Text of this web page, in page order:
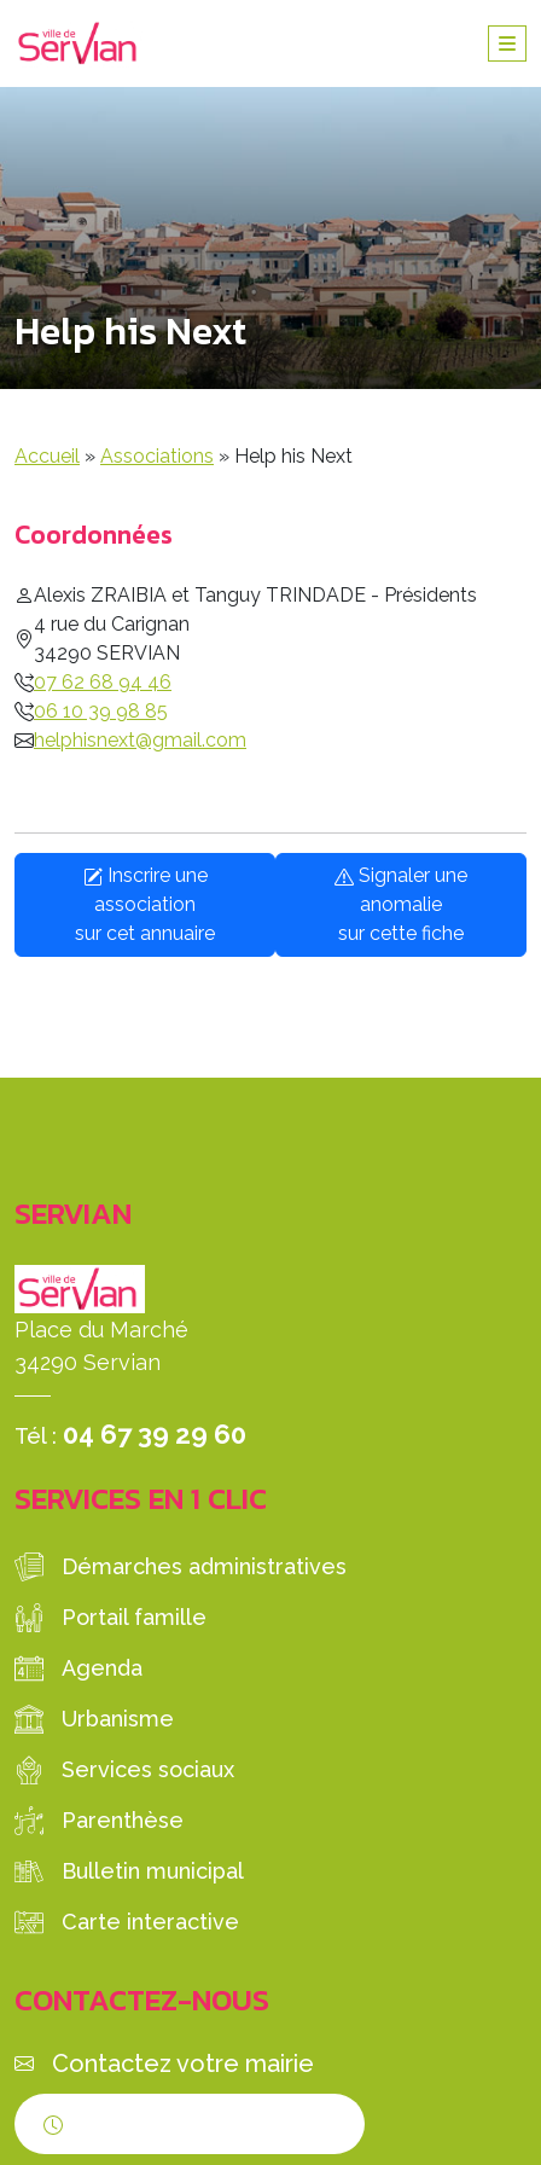
Help his Next
Accueil » Associations » Help his Next
Coordonnées
Alexis ZRAIBIA et Tanguy TRINDADE - Présidents
4 rue du Carignan
34290 SERVIAN
07 62 68 94 46
06 10 39 98 85
helphisnext@gmail.com
Inscrire une
association
sur cet annuaire
Signaler une
anomalie
sur cette fiche
SERVIAN
Place du Marché
34290 Servian
Tél : 04 67 39 29 60
SERVICES EN 1 CLIC
Démarches administratives
Portail famille
Agenda
Urbanisme
Services sociaux
Parenthèse
Bulletin municipal
Carte interactive
CONTACTEZ-NOUS
Contactez votre mairie